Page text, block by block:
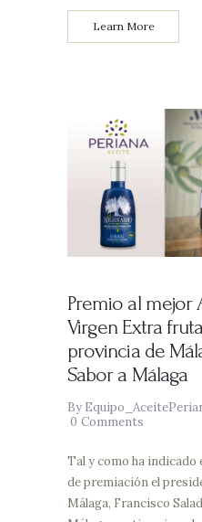
Learn More
Premio al mejor
Virgen Extra
provincia de
Sabor a Málaga
By
0 Comments
Tal y como ha indicado
de premiación el
Málaga, Francisco